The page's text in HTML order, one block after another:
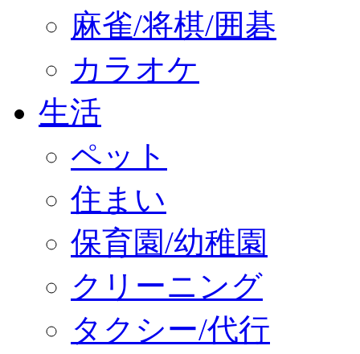
麻雀/将棋/囲碁
カラオケ
生活
ペット
住まい
保育園/幼稚園
クリーニング
タクシー/代行